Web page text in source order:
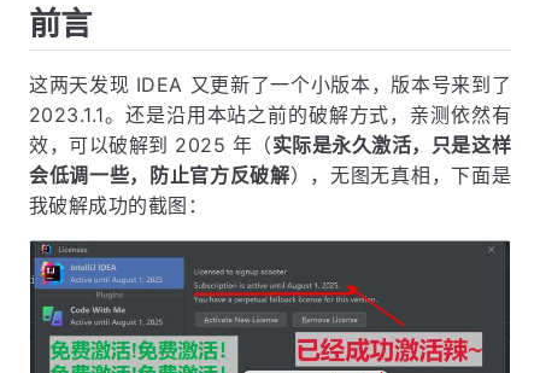
前言
这两天发现 IDEA 又更新了一个小版本，版本号来到了
2023.1.1。还是沿用本站之前的破解方式，亲测依然有
效，可以破解到 2025 年（实际是永久激活，只是这样
会低调一些，防止官方反破解），无图无真相，下面是
我破解成功的截图：